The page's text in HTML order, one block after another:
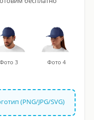
Фото 3 Фото 4
(PNG/JPG/SVG)